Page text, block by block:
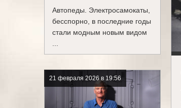
Автопеды. Электросамокаты,
бесспорно, в последние годы
стали модным новым видом
21 февраля 2026 в 19:56